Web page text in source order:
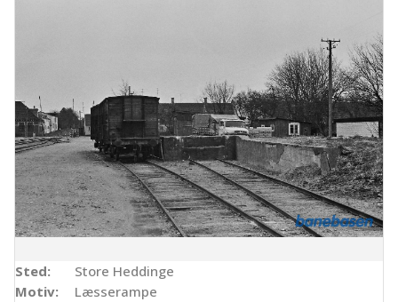
Sted:
Store Heddinge
Motiv:
Læsserampe